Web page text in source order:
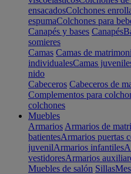
ensacadosColchones
espumaColchones para
Canapés y bases Canapés
somieres
Camas Camas de
individualesCamas
nido
Cabeceros Cabeceros de
Complementos para
colchones
Muebles
Armarios Armarios de
batientesArmarios puertas
juvenilArmarios infantiles
vestidoresArmarios
Muebles de salón Sillas